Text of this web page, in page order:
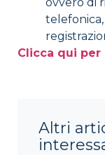
Clicca qui per
Altri